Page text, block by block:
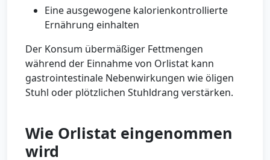
Eine ausgewogene kalorienkontrollierte
Ernährung einhalten
Der Konsum übermäßiger Fettmengen
während der Einnahme von Orlistat kann
gastrointestinale Nebenwirkungen wie öligen
Stuhl oder plötzlichen Stuhldrang verstärken.
Wie Orlistat eingenommen
wird